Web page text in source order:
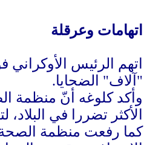
اتهامات وعرقلة
اتهم الرئيس الأوكراني
"آلاف" الضحايا.
الأكثر تضررا في
كما رفعت منظمة الصحة